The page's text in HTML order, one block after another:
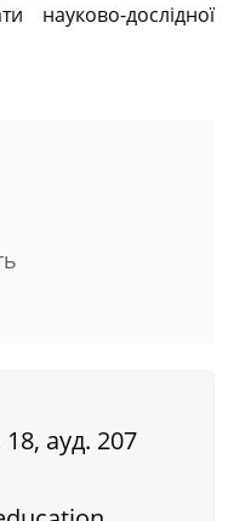
науково-дослідної
ауд. 207